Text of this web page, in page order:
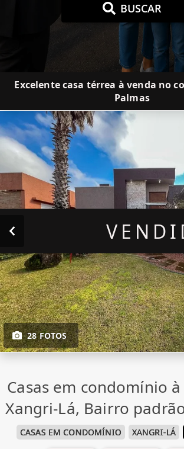
BUSCAR
Excelente casa térrea à venda no
Palmas
28 FOTOS
Casas em condomínio
Xangri-Lá, Bairro
CASAS EM CONDOMÍNIO XANGRI-LÁ